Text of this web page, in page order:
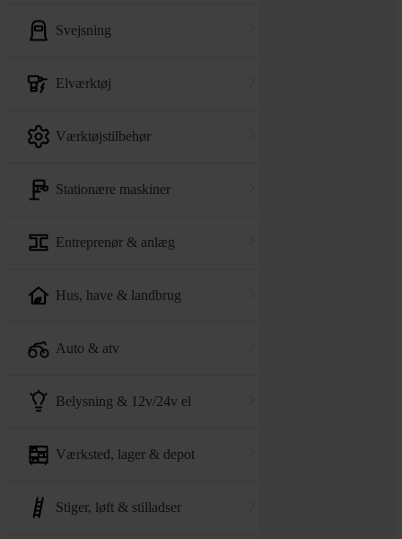
svejsning
elværktøj
værktøjstilbehør
stationære maskiner
entreprenør & anlæg
hus, have & landbrug
auto & atv
belysning & 12v/24v el
værksted, lager & depot
stiger, løft & stilladser